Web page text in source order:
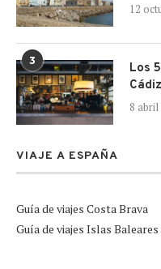
12
3
Los
Cádiz
8 abril
VIAJE A ESPAÑA
Guía de viajes Costa Brava
Guía de viajes Islas Baleares